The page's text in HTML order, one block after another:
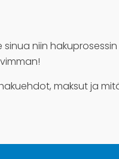
niin hakuprosessin
maksut ja